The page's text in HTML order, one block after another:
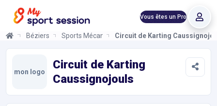
Vous êtes un Pro
Béziers Sports MécaniquesCircuit de Karting
mon logo
Circuit de Karting
Caussignojouls